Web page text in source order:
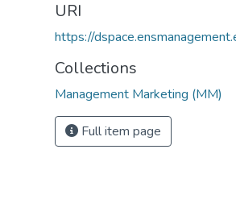
URI
https://
Collections
Management Marketing (MM)
Full item page